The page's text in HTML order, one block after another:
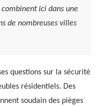
ici dans une
de nombreuses villes
questions sur la sécurité
résidentiels. Des
soudain des pièges